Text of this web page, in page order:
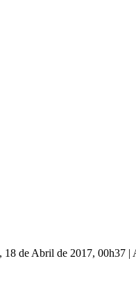
18 de Abril de 2017, 00h37 |